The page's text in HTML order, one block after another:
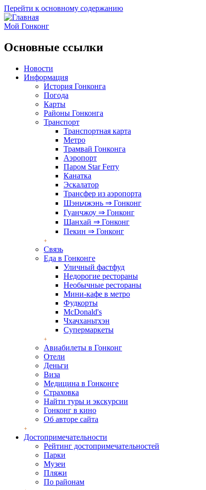
Перейти к основному содержанию
Мой Гонконг
Основные ссылки
Новости
Информация
История Гонконга
Погода
Карты
Районы Гонконга
Транспорт
Транспортная карта
Метро
Трамвай Гонконга
Аэропорт
Паром Star Ferry
Канатка
Эскалатор
Трансфер из аэропорта
Шэньчжэнь ⇒ Гонконг
Гуанчжоу ⇒ Гонконг
Шанхай ⇒ Гонконг
Пекин ⇒ Гонконг
Связь
Еда в Гонконге
Уличный фастфуд
Недорогие рестораны
Необычные рестораны
Мини-кафе в метро
Фудкорты
McDonald's
Чхачханьтхэн
Супермаркеты
Авиабилеты в Гонконг
Отели
Деньги
Виза
Медицина в Гонконге
Страховка
Найти туры и экскурсии
Гонконг в кино
Об авторе сайта
Достопримечательности
Рейтинг достопримечательностей
Парки
Музеи
Пляжи
По районам